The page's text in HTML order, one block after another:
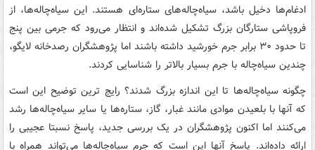
ادغام‌ها دخیل باشد، سیاه‌چاله‌های ستاره‌ای هستند. این سیاه‌چاله‌ها، از
فروپاشی ستارگان بزرگ تشکیل شده‌اند و انتظار می‌رود که جرمی بین پنج
تا حدود ۳۰ برابر جرم خورشید داشته باشند اما پژوهشگران رصدخانه لایگو،
چندین سیاه‌چاله با جرم بسیار بالاتر را شناسایی کردند.
چگونه سیاه‌چاله‌ها تا این اندازه بزرگ شدند؟ رایج ترین توضیح این است
که آنها با بلعیدن موادی مانند غبار، گاز، ستاره‌ها یا سایر سیاه‌چاله‌ها رشد
می‌کنند اما اکنون پژوهشگران در یک بررسی جدید، پاسخ نسبتا عجیبی را
ارائه داده‌اند. پاسخ آنها این است که جرم سیاه‌چاله‌ها می‌تواند همراه با